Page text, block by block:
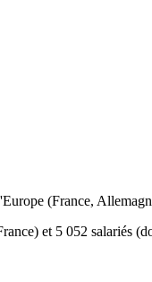
(France,
et 5 052 salariés